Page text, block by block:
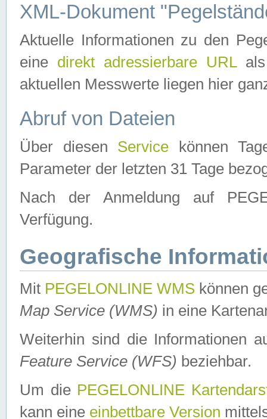
XML-Dokument
Aktuelle Informationen zu den
eine direkt adressierbare URLals
aktuellen Messwerte liegen hier
Abruf von Dateien
Über diesen Service können
Parameter der letzten 31 Tage
Nach der Anmeldung auf
Verfügung.
Geografische
Mit PEGELONLINE WMS können
Map Service (WMS) in eine
Weiterhin sind die Informationen
Feature Service (WFS) beziehbar.
Um die PEGELONLINE
kann eine einbettbare Version